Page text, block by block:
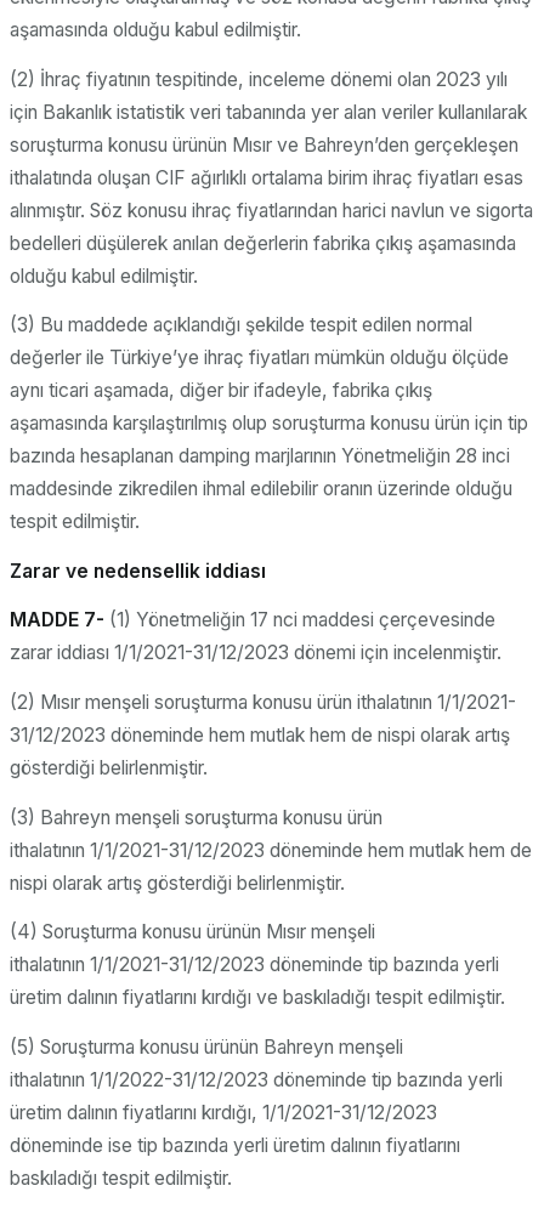
aşamasında olduğu kabul edilmiştir.
(2) İhraç fiyatının tespitinde, inceleme dönemi olan 2023 yılı
için Bakanlık istatistik veri tabanında yer alan veriler kullanılarak
soruşturma konusu ürünün Mısır ve Bahreyn’den gerçekleşen
ithalatında oluşan CIF ağırlıklı ortalama birim ihraç fiyatları esas
alınmıştır. Söz konusu ihraç fiyatlarından harici navlun ve sigorta
bedelleri düşülerek anılan değerlerin fabrika çıkış aşamasında
olduğu kabul edilmiştir.
(3) Bu maddede açıklandığı şekilde tespit edilen normal
değerler ile Türkiye’ye ihraç fiyatları mümkün olduğu ölçüde
aynı ticari aşamada, diğer bir ifadeyle, fabrika çıkış
aşamasında karşılaştırılmış olup soruşturma konusu ürün için tip
bazında hesaplanan damping marjlarının Yönetmeliğin 28 inci
maddesinde zikredilen ihmal edilebilir oranın üzerinde olduğu
tespit edilmiştir.
Zarar ve nedensellik iddiası
MADDE 7- (1) Yönetmeliğin 17 nci maddesi çerçevesinde
zarar iddiası 1/1/2021-31/12/2023 dönemi için incelenmiştir.
(2) Mısır menşeli soruşturma konusu ürün ithalatının 1/1/2021-
31/12/2023 döneminde hem mutlak hem de nispi olarak artış
gösterdiği belirlenmiştir.
(3) Bahreyn menşeli soruşturma konusu ürün
ithalatının 1/1/2021-31/12/2023 döneminde hem mutlak hem de
nispi olarak artış gösterdiği belirlenmiştir.
(4) Soruşturma konusu ürünün Mısır menşeli
ithalatının 1/1/2021-31/12/2023 döneminde tip bazında yerli
üretim dalının fiyatlarını kırdığı ve baskıladığı tespit edilmiştir.
(5) Soruşturma konusu ürünün Bahreyn menşeli
ithalatının 1/1/2022-31/12/2023 döneminde tip bazında yerli
üretim dalının fiyatlarını kırdığı, 1/1/2021-31/12/2023
döneminde ise tip bazında yerli üretim dalının fiyatlarını
baskıladığı tespit edilmiştir.